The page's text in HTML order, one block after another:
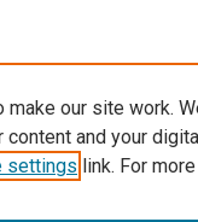
our site work.
and your
settings link. For